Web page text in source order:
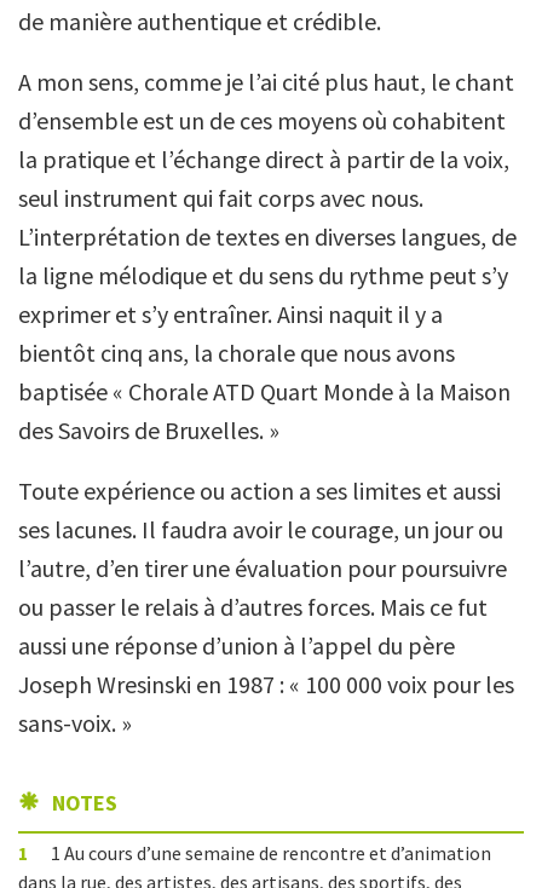
de manière authentique et crédible.
A mon sens, comme je l’ai cité plus haut, le chant
d’ensemble est un de ces moyens où cohabitent
la pratique et l’échange direct à partir de la voix,
seul instrument qui fait corps avec nous.
L’interprétation de textes en diverses langues, de
la ligne mélodique et du sens du rythme peut s’y
exprimer et s’y entraîner. Ainsi naquit il y a
bientôt cinq ans, la chorale que nous avons
baptisée « Chorale ATD Quart Monde à la Maison
des Savoirs de Bruxelles. »
Toute expérience ou action a ses limites et aussi
ses lacunes. Il faudra avoir le courage, un jour ou
l’autre, d’en tirer une évaluation pour poursuivre
ou passer le relais à d’autres forces. Mais ce fut
aussi une réponse d’union à l’appel du père
Joseph Wresinski en 1987 : « 100 000 voix pour les
sans-voix. »
NOTES
1
1 Au cours d’une semaine de rencontre et d’animation
dans la rue, des artistes, des artisans, des sportifs, des